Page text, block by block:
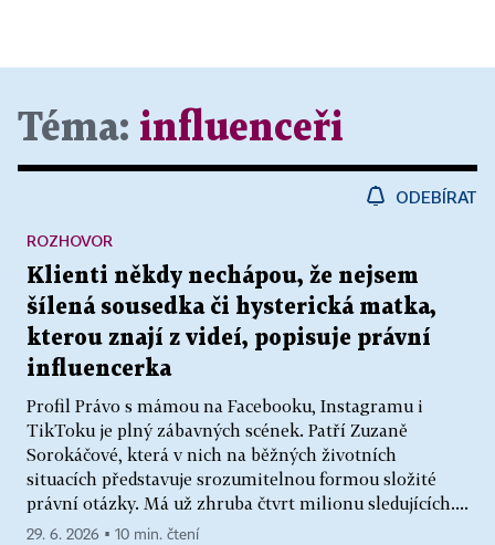
Téma: influenceři
ODEBÍRAT
Klienti někdy nechápou, že nejsem
šílená sousedka či hysterická matka,
kterou znají z videí, popisuje právní
influencerka
Profil Právo s mámou na Facebooku, Instagramu i
TikToku je plný zábavných scének. Patří Zuzaně
Sorokáčové, která v nich na běžných životních
situacích představuje srozumitelnou formou složité
právní otázky. Má už zhruba čtvrt milionu sledujících....
ROZHOVOR
29. 6. 2026 ▪ 10 min. čtení